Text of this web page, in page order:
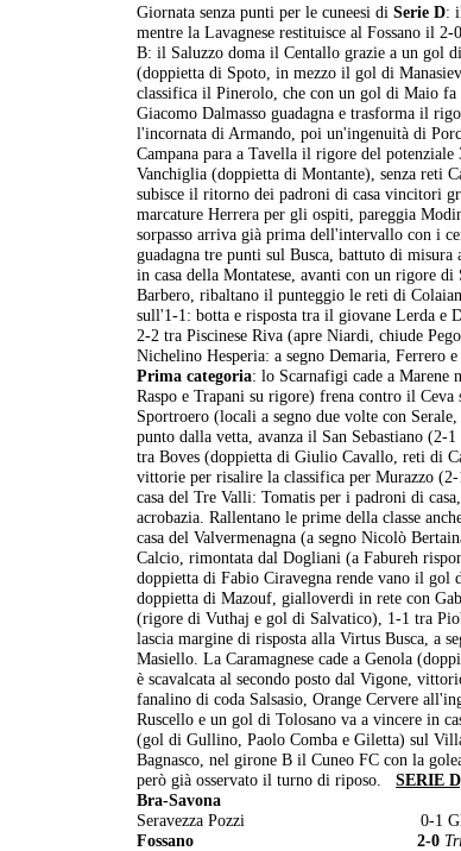
Giornata senza punti per le cuneesi diSerie D:
mentre la Lavagnese restituisce al Fossano il
B: il Saluzzo doma il Centallo grazie a un gol
(doppietta di Spoto, in mezzo il gol di
classifica il Pinerolo, che con un gol di Maio
Giacomo Dalmasso guadagna e trasforma il
l'incornata di Armando, poi un'ingenuità di
Campana para a Tavella il rigore del
Vanchiglia (doppietta di Montante), senza reti
subisce il ritorno dei padroni di casa vincitori
marcature Herrera per gli ospiti, pareggia
sorpasso arriva già prima dell'intervallo con i
guadagna tre punti sul Busca, battuto di
in casa della Montatese, avanti con un rigore
Barbero, ribaltano il punteggio le reti di
sull'1-1: botta e risposta tra il giovane Lerda e
2-2 tra Piscinese Riva (apre Niardi, chiude
Nichelino Hesperia: a segno Demaria,
Prima categoria: lo Scarnafigi cade a Marene
Raspo e Trapani su rigore) frena contro il
Sportroero (locali a segno due volte con
punto dalla vetta, avanza il San Sebastiano
tra Boves (doppietta di Giulio Cavallo, reti di
vittorie per risalire la classifica per Murazzo
casa del Tre Valli: Tomatis per i padroni di
acrobazia. Rallentano le prime della classe
casa del Valvermenagna (a segno Nicolò
Calcio, rimontata dal Dogliani (a Fabureh
doppietta di Fabio Ciravegna rende vano il gol
doppietta di Mazouf, gialloverdi in rete con
(rigore di Vuthaj e gol di Salvatico), 1-1 tra
lascia margine di risposta alla Virtus Busca, a
Masiello. La Caramagnese cade a Genola
è scavalcata al secondo posto dal Vigone,
fanalino di coda Salsasio, Orange Cervere
Ruscello e un gol di Tolosano va a vincere in
(gol di Gullino, Paolo Comba e Giletta) sul
Bagnasco, nel girone B il Cuneo FC con la
però già osservato il turno di riposo.SERIE
Bra-Savona
Seravezza Pozzi 0-1
Fossano 2-0